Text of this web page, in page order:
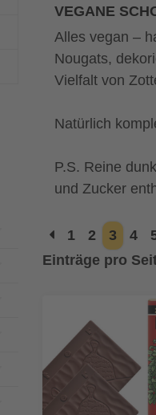
VEGANE
Alles vegan –
Nougats,
Vielfalt von
Natürlich
P.S. Reine
und Zucker
1 2 3 4
Einträge pro